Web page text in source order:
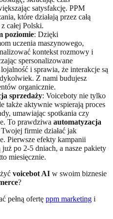
satysfakcję. PPM
które działają przez całą
całej Polski.
poziomie: Dzięki
uczenia maszynowego,
kontekst rozmowy i
spersonalizowane
i sprawia, że interakcje są
Z nami budujesz
organicznie.
sprzedaży: Voiceboty nie tylko
także aktywnie wspierają proces
umawiając spotkania czy
To prawdziwa automatyzacja
firmie działać jak
Pierwsze efekty kampanii
po 2-5 dniach, a nasze pakiety
miesięcznie.
voicebot AI w swoim biznesie
?
pełną ofertę ppm marketing i